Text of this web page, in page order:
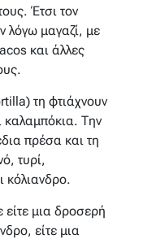
Έτσι τον
λόγω μαγαζί, με
και άλλες
τη φτιάχνουν
καλαμπόκια. Την
πρέσα και τη
τυρί,
κόλιανδρο.
μια δροσερή
είτε μια